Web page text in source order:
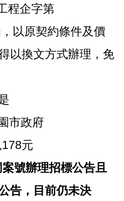
程企字第
以原契約條件及價
以換文方式辦理，免
市政府
元
號辦理招標公告且
告，目前仍未決